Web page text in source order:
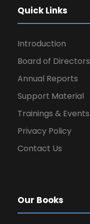
Quick Links
Introduction
Board of Directors
Annual Reports
Support Material
Trainings & Events
Privacy Policy
Contact Us
Our Books